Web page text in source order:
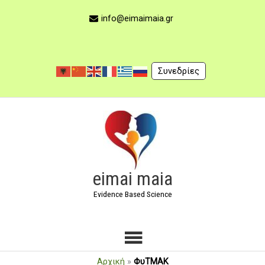
info@eimaimaia.gr
Συνεδρίες
eimai maia
Evidence Based Science
Κύριο
Μενού
Αρχική » ΦυΤΜΑΚ